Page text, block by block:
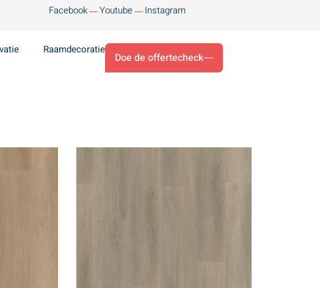
Facebook Youtube Instagram
Raamdecoratie
Doe de offertecheck